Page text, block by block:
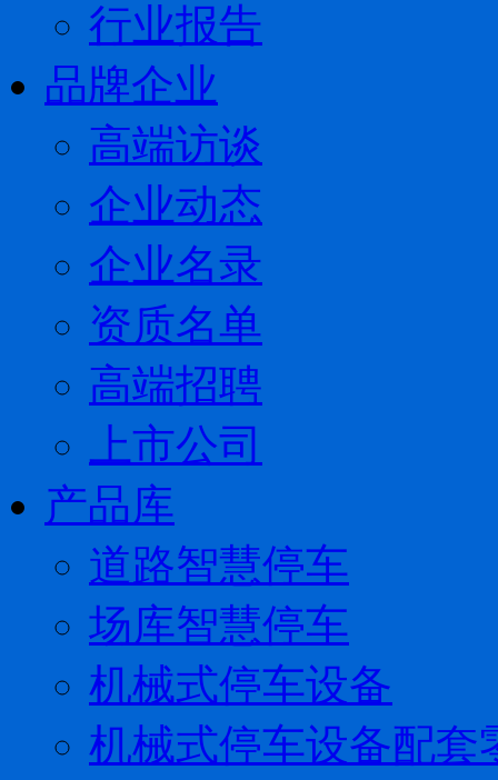
行业报告
品牌企业
高端访谈
企业动态
企业名录
资质名单
高端招聘
上市公司
产品库
道路智慧停车
场库智慧停车
机械式停车设备
机械式停车设备配套